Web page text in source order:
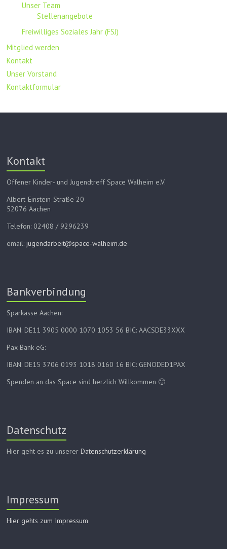
Unser Team
Stellenangebote
Freiwilliges Soziales Jahr (FSJ)
Mitglied werden
Kontakt
Unser Vorstand
Kontaktformular
Kontakt
Offener Kinder- und Jugendtreff Space Walheim e.V.
Albert-Einstein-Straße 20
52076 Aachen
Telefon: 02408 / 9296239
email:jugendarbeit@space-walheim.de
Bankverbindung
Sparkasse Aachen:
IBAN: DE11 3905 0000 1070 1053 56 BIC: AACSDE33XXX
Pax Bank eG:
IBAN: DE15 3706 0193 1018 0160 16 BIC: GENODED1PAX
Spenden an das Space sind herzlich Willkommen 🙂
Datenschutz
Hier geht es zu unsererDatenschutzerklärung
Impressum
Hier gehts zum Impressum